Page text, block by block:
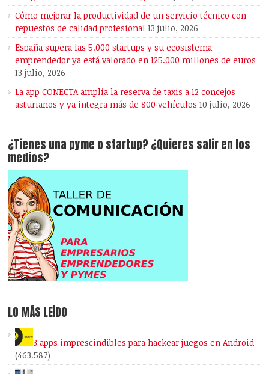
Cómo mejorar la productividad de un servicio técnico con
repuestos de calidad profesional 13 julio, 2026
España supera las 5.000 startups y su ecosistema
emprendedor ya está valorado en 125.000 millones de euros
13 julio, 2026
La app CONECTA amplía la reserva de taxis a 12 concejos
asturianos y ya integra más de 800 vehículos 10 julio, 2026
¿Tienes una pyme o startup? ¿Quieres salir en los
medios?
LO MÁS LEÍDO
3 apps imprescindibles para hackear juegos en Android
(463.587)